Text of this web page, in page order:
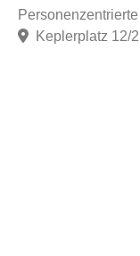
Keplerplatz 12/